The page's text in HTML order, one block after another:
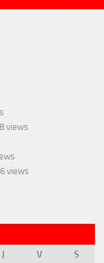
views
views
J V
S